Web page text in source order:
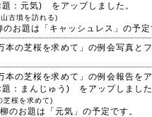
題：元気) をアップしました。
古墳を訪れる)
お題は「キャッシュレス」の予定
本の芝桜を求めて」の例会写真と
本の芝桜を求めて」の例会報告を
題：まんじゅう) をアップしまし
芝桜を求めて)
お題は「元気」の予定です。